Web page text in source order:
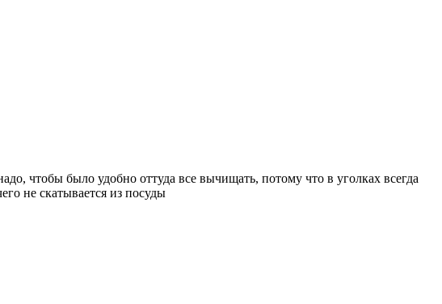
чтобы было удобно оттуда все вычищать, потому что в уголках всегда
не скатывается из посуды